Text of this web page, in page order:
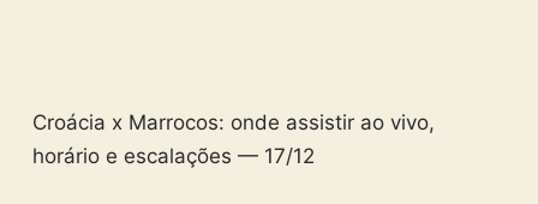
Croácia x Marrocos: onde assistir ao vivo,
horário e escalações — 17/12